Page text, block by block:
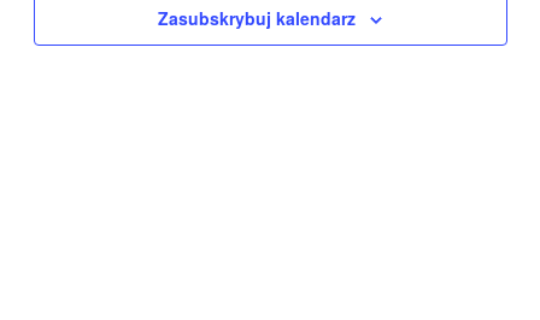
Zasubskrybuj kalendarz